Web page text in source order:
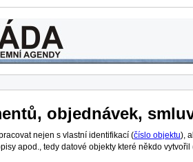
objednávek,
nejen s vlastní identifikací (číslo objektu),
apod., tedy datové objekty které někdo